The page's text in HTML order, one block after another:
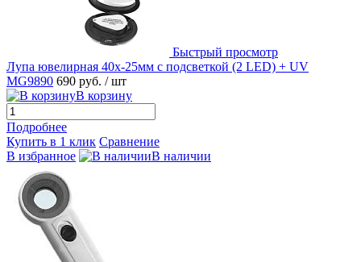
Быстрый просмотр
Лупа ювелирная 40х-25мм с подсветкой (2 LED) + UV
MG9890 690 руб. / шт
В корзину
Подробнее
Купить в 1 клик Сравнение
В избранное
В наличии